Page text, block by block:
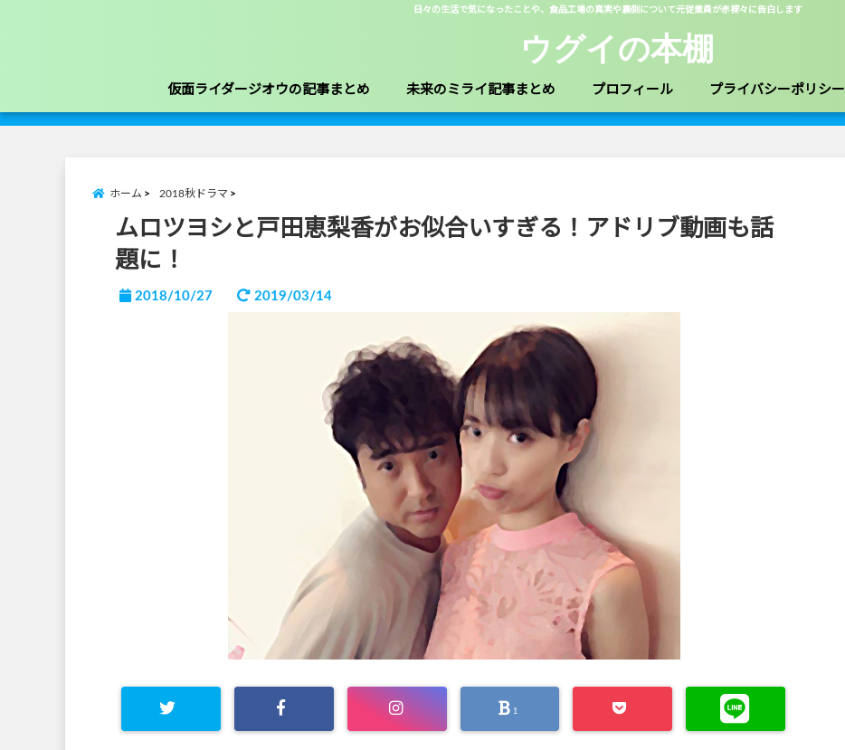
日々の生活で気になったことや、食品工場の真実や裏側について元従業員が赤裸々に告白します
ウグイの本棚
仮面ライダージオウの記事まとめ 未来のミライ記事まとめ プロフィール プライバシーポリシー
ホーム 2018秋ドラマ
ムロツヨシと戸田恵梨香がお似合いすぎる！アドリブ動画も話
題に！
2018/10/27 2019/03/14
1